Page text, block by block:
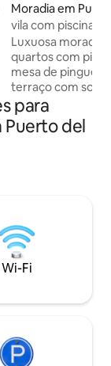
média de 5
Moradia em
en
vila com piscina
chill out
Luxuosa moradia
quartos com
mesa de pingue-
terraço com
chill-out,
ao ar livre. 1
casal e uma casa
tranquila e a
belas praias de
para
Puerto del
Wi-Fi